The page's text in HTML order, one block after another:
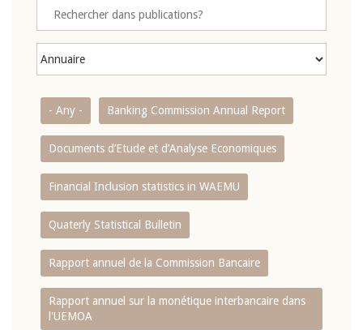
- Any - Banking Commission Annual Report
Documents d’Etude et d’Analyse Economiques
Financial Inclusion statistics in WAEMU
Quaterly Statistical Bulletin
Rapport annuel de la Commission Bancaire
Rapport annuel sur la monétique interbancaire dans
l'UEMOA